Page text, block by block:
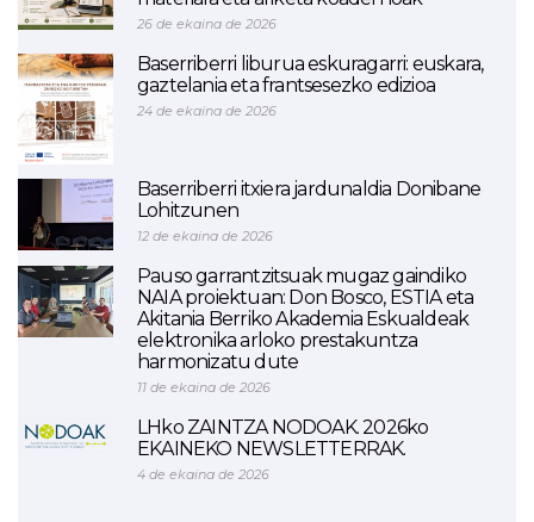
26 de ekaina de 2026
Baserriberri liburua eskuragarri: euskara,
gaztelania eta frantsesezko edizioa
24 de ekaina de 2026
Baserriberri itxiera jardunaldia Donibane
Lohitzunen
12 de ekaina de 2026
Pauso garrantzitsuak mugaz gaindiko
NAIA proiektuan: Don Bosco, ESTIA eta
Akitania Berriko Akademia Eskualdeak
elektronika arloko prestakuntza
harmonizatu dute
11 de ekaina de 2026
LHko ZAINTZA NODOAK. 2026ko
EKAINEKO NEWSLETTERRAK.
4 de ekaina de 2026